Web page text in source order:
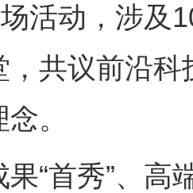
活动，涉及
，共议前沿
。
首秀”、高